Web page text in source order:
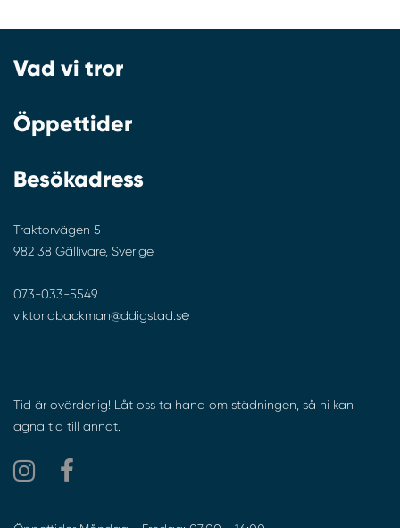
Vad vi tror
Öppettider
Besökadress
Traktorvägen 5
982 38 Gällivare, Sverige
073-033-5549
viktoriabackman@ddigstad.se
Tid är ovärderlig! Låt oss ta hand om städningen, så ni kan
ägna tid till annat.